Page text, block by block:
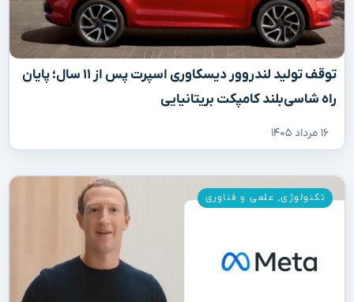
توقف تولید لندروور دیسکاوری اسپرت پس از ۱۱ سال؛ پایان
راه شاسی‌بلند کامپکت بریتانیایی
۱۶ مرداد ۱۴۰۵
تکنولوژی, علمی و فناوری